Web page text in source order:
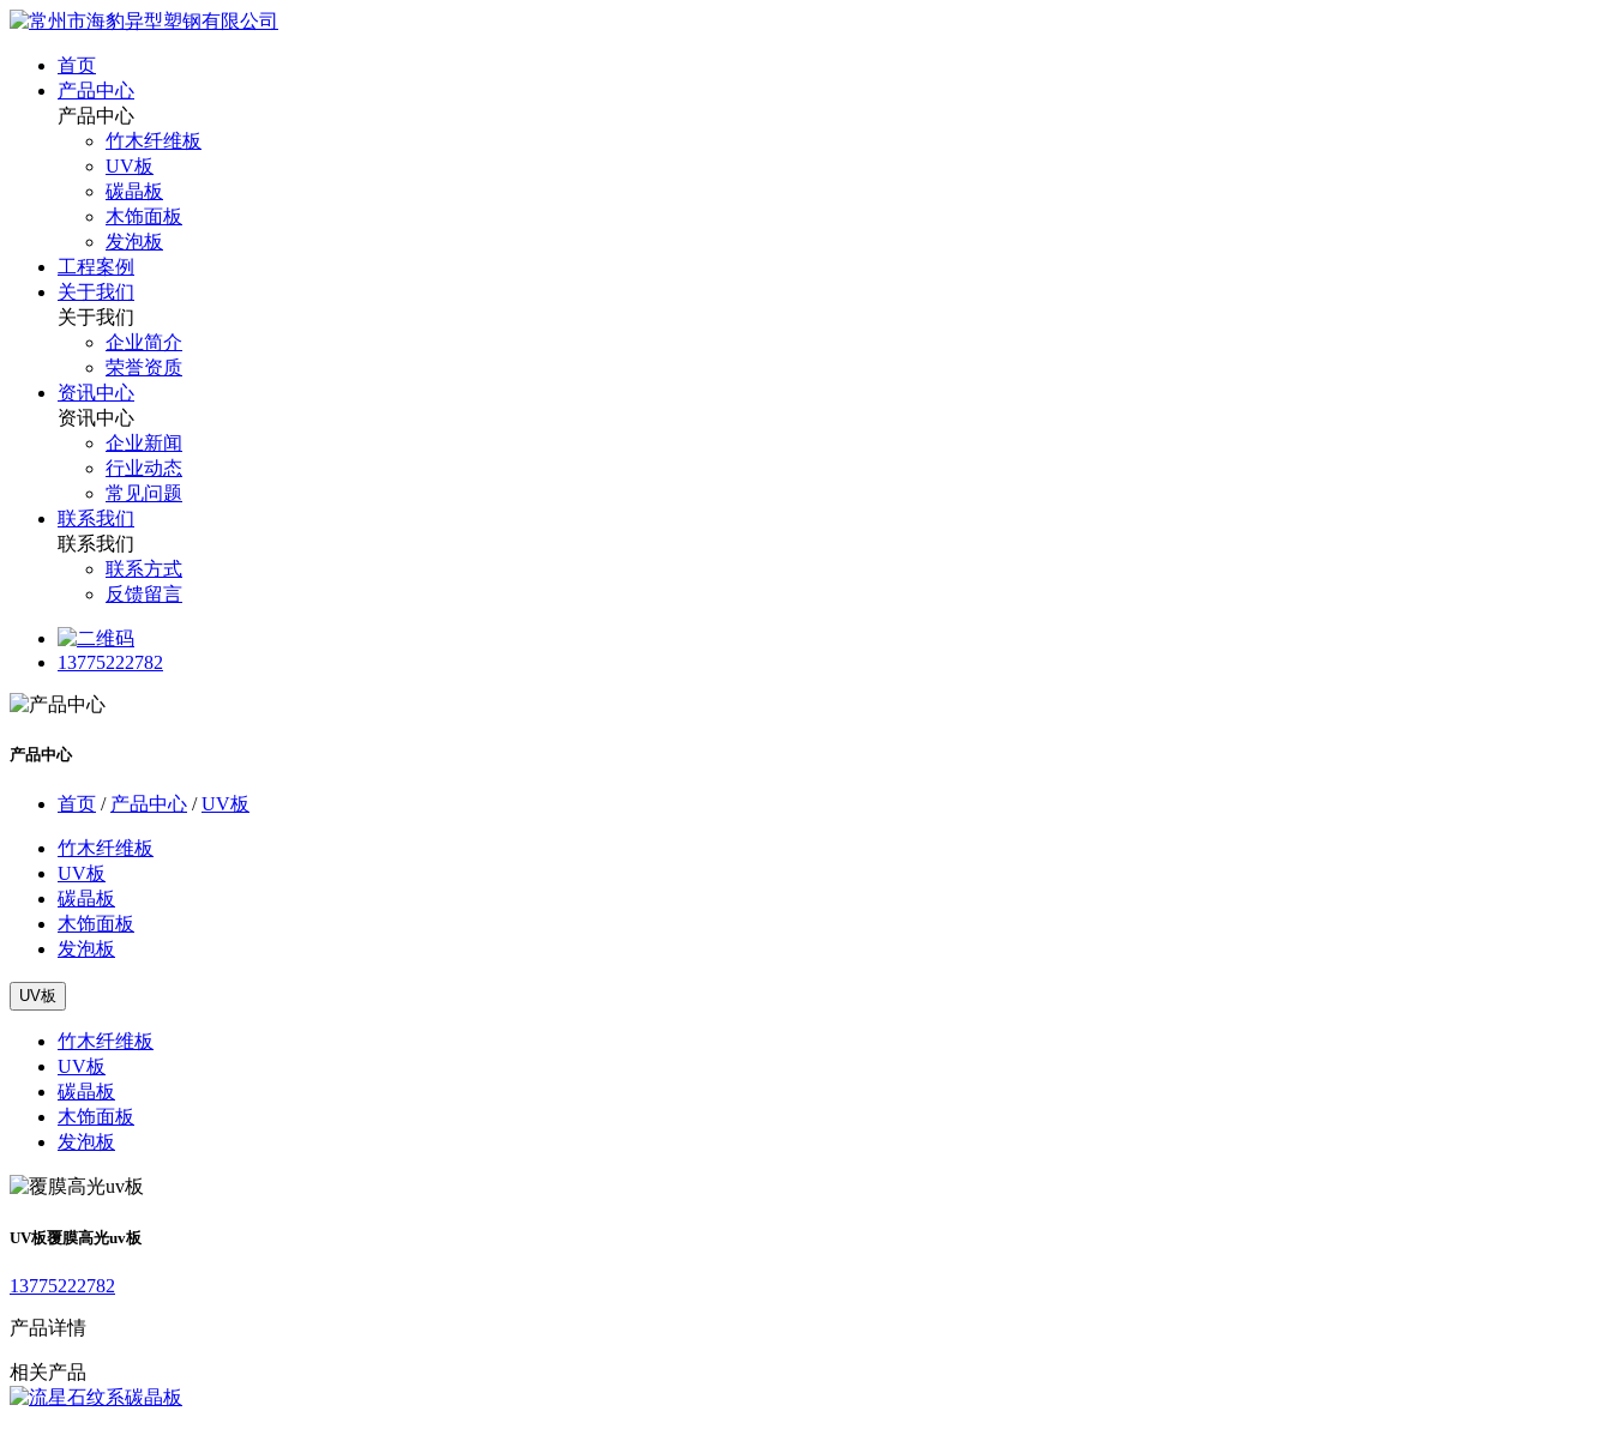
首页
产品中心
产品中心
竹木纤维板
UV板
碳晶板
木饰面板
发泡板
工程案例
关于我们
关于我们
企业简介
荣誉资质
资讯中心
资讯中心
企业新闻
行业动态
常见问题
联系我们
联系我们
联系方式
反馈留言
13775222782
产品中心
首页 / 产品中心 /UV板
竹木纤维板
UV板
碳晶板
木饰面板
发泡板
UV板
竹木纤维板
UV板
碳晶板
木饰面板
发泡板
UV板覆膜高光uv板
13775222782
产品详情
相关产品